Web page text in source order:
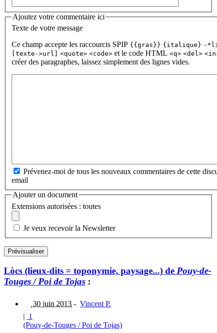
Ajoutez votre commentaire ici
Texte de votre message
Ce champ accepte les raccourcis SPIP {{gras}} {italique} -
[texte->url]
<quote> <code> et le code HTML <q> <del>
créer des paragraphes, laissez simplement des lignes vides.
Prévenez-moi de tous les nouveaux commentaires de cette
email
Ajouter un document
Extensions autorisées : toutes
Je veux recevoir la Newsletter
Lòcs (lieux-dits = toponymie, paysage...) de Pouy-de-
Touges / Poi de Tojas :
30 juin 2013 - Vincent P.
| 1
(Pouy-de-Touges / Poi de Tojas)